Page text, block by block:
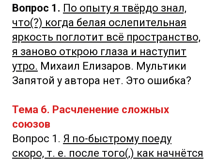
Вопрос 1. По опыту я твёрдо знал,
что(?) когда белая ослепительная
яркость поглотит всё пространство,
я заново открою глаза и наступит
утро. Михаил Елизаров. Мультики
Запятой у автора нет. Это ошибка?
Тема 6. Расчленение сложных
союзов
Вопрос 1. Я по-быстрому поеду
скоро, т. е. после того(,) как начнётся